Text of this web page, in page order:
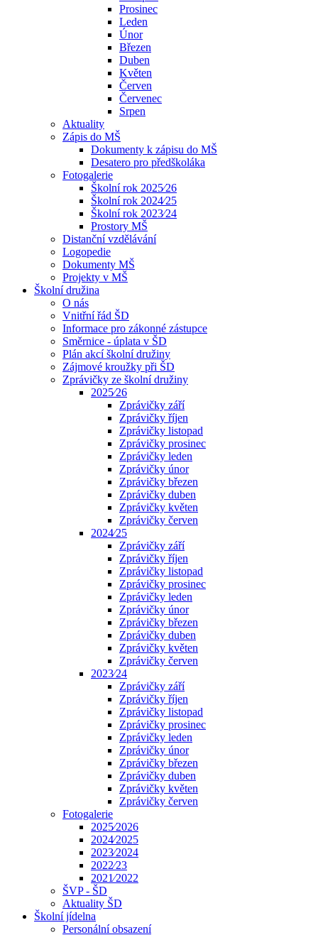
Prosinec
Leden
Únor
Březen
Duben
Květen
Červen
Červenec
Srpen
Aktuality
Zápis do MŠ
Dokumenty k zápisu do MŠ
Desatero pro předškoláka
Fotogalerie
Školní rok 2025⁄26
Školní rok 2024⁄25
Školní rok 2023⁄24
Prostory MŠ
Distanční vzdělávání
Logopedie
Dokumenty MŠ
Projekty v MŠ
Školní družina
O nás
Vnitřní řád ŠD
Informace pro zákonné zástupce
Směrnice - úplata v ŠD
Plán akcí školní družiny
Zájmové kroužky při ŠD
Zprávičky ze školní družiny
2025⁄26
Zprávičky září
Zprávičky říjen
Zprávičky listopad
Zprávičky prosinec
Zprávičky leden
Zprávičky únor
Zprávičky březen
Zprávičky duben
Zprávičky květen
Zprávičky červen
2024⁄25
Zprávičky září
Zprávičky říjen
Zprávičky listopad
Zprávičky prosinec
Zprávičky leden
Zprávičky únor
Zprávičky březen
Zprávičky duben
Zprávičky květen
Zprávičky červen
2023⁄24
Zprávičky září
Zprávičky říjen
Zprávičky listopad
Zprávičky prosinec
Zprávičky leden
Zprávičky únor
Zprávičky březen
Zprávičky duben
Zprávičky květen
Zprávičky červen
Fotogalerie
2025⁄2026
2024⁄2025
2023⁄2024
2022⁄23
2021⁄2022
ŠVP - ŠD
Aktuality ŠD
Školní jídelna
Personální obsazení